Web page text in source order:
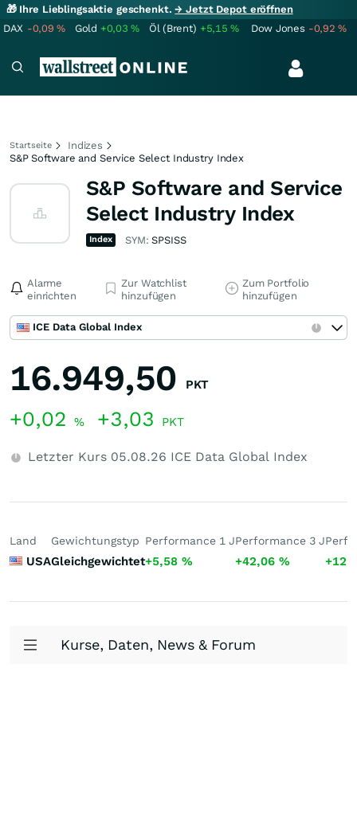
🎁 Ihre Lieblingsaktie geschenkt.→ Jetzt Depot eröffnen
DAX -0,09% Gold +0,03% Öl (Brent) +5,15% Dow Jones -0,92%
Startseite
Indizes
S&P Software and Service Select Industry Index
S&P Software and Service
Select Industry Index
Index SYM:SPSISS
Alarme
einrichten
Zur Watchlist
hinzufügen
Zum Portfolio
hinzufügen
ICE Data Global Index
16.949,50 PKT
+0,02 % +3,03 PKT
Letzter Kurs 05.08.26 ICE Data Global Index
Land
USA
Gewichtungstyp
Gleichgewichtet
Performance 1 J
+5,58 %
Performance 3 J
+42,06 %
Kurse, Daten, News & Forum